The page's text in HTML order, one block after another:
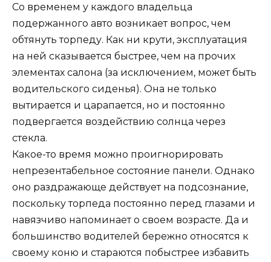
Со временем у каждого владельца
подержанного авто возникает вопрос, чем
обтянуть торпеду. Как ни крути, эксплуатация
на ней сказывается быстрее, чем на прочих
элементах салона (за исключением, может быть
водительского сиденья). Она не только
вытирается и царапается, но и постоянно
подвергается воздействию солнца через
стекла.
Какое-то время можно проигнорировать
непрезентабельное состояние панели. Однако
оно раздражающе действует на подсознание,
поскольку торпеда постоянно перед глазами и
навязчиво напоминает о своем возрасте. Да и
большинство водителей бережно относятся к
своему коню и стараются побыстрее избавить